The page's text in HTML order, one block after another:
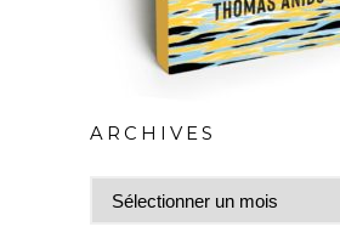
ARCHIVES
Archives